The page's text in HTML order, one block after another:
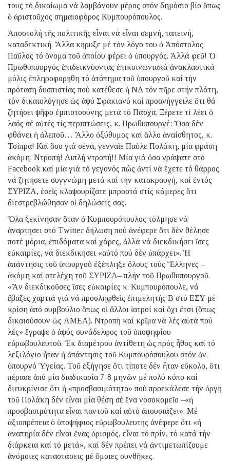
τους τό δικαίωμα νά λαμβάνουν μέρος στόν δημόσιο βίο ὅπως
ὁ ἀριστοῦχος σημαιοφόρος Κυμπουρόπουλος.
Ἀποστολή τῆς πολιτικῆς εἶναι νά εἶναι σεμνή, ταπεινή,
καταδεκτική. Ἄλλα κήρυξε μέ τόν λόγο του ὁ Ἀπόστολος
Παῦλος τό ὄνομα τοῦ ὁποίου φέρει ὁ ὑπουργός. Ἀλλά φεῦ! Ὁ
Πρωθυπουργός ἐπιδεικνύοντας ἐπικοινωνιακά ἀνακλαστικά
μόλις ἐπληροφορήθη τό ἀτόπημα τοῦ ὑπουργοῦ καί τήν
πρόταση δυσπιστίας πού κατέθεσε ἡ ΝΔ τόν πῆρε στήν πλάτη,
τόν δικαιολόγησε ὡς ἁψύ Σφακιανό καί προανήγγειλε ὅτι θά
ζητήσει ψῆφο ἐμπιστοσύνης μετά τό Πάσχα. Ξέρετε τί λέει ὁ
λαός σέ αὐτές τίς περιπτώσεις, κ. Πρωθυπουργέ; Ὅσα δέν
φθάνει ἡ ἀλεποῦ… Ἄλλο ὀξύθυμος καί ἄλλο ἀναίσθητος, κ.
Τσίπρα! Καί ὅσο γιά σένα, γενναῖε Παῦλε Πολάκη, μία φράση
ἀκόμη: Ντροπή! Διπλή ντροπή!! Μία γιά ὅσα γράψατε στό
Facebook καί μία γιά τό γεγονός πώς ἀντί νά ἔχετε τό θάρρος
νά ζητήσετε συγγνώμη μετά καί τήν κατακραυγή, καί ἐντός
ΣΥΡΙΖΑ, ἐσεῖς κλαψουρίζατε μπροστά στίς κάμερες ὅτι
διεστρεβλώθησαν οἱ δηλώσεις σας.
Ὅλα ξεκίνησαν ὅταν ὁ Κυμπουρόπουλος τόλμησε νά
ἀναρτήσει στό Τwitter δήλωση πού ἀνέφερε ὅτι δέν θέλησε
ποτέ μόρια, ἐπιδόματα καί χάρες, ἀλλά νά διεκδικήσει ἴσες
εὐκαιρίες, νά διεκδικήσει «αὐτό πού δέν ὑπάρχει». Ἡ
ἀπάντησις τοῦ ὑπουργοῦ ἐξέπληξε ὅλους τούς Ἕλληνες –
ἀκόμη καί στελέχη τοῦ ΣΥΡΙΖΑ– πλήν τοῦ Πρωθυπουργοῦ.
«Ἄν διεκδικοῦσες ἴσες εὐκαιρίες κ. Κυμπουρόπουλε, νά
ἔβαζες χαρτιά γιά νά προσληφθεῖς ἐπιμελητής Β στό ΕΣΥ μέ
κρίση ἀπό συμβούλιο ὅπως οἱ ἄλλοι ἰατροί καί ὄχι ἔτσι (ὅπως
δικαιούσουν ὡς ΑΜΕΑ). Ντροπή καί κρῖμα νά λές αὐτά πού
λές» ἔγραψε ὁ ἁψύς συνάδελφος τοῦ ὑποψηφίου
εὐρωβουλευτοῦ. Ἐκ διαμέτρου ἀντίθετη ὡς πρός ἦθος καί τό
λεξιλόγιο ἦταν ἡ ἀπάντησις τοῦ Κυμπουρόπουλου στόν ἀν.
ὑπουργό Ὑγείας. Τοῦ ἐξήγησε ὅτι τίποτε δέν ἦταν εὔκολο, ὅτι
πέρασε ἀπό μία διαδικασία 7-8 μηνῶν μέ πολύ κόπο καί
διευκρίνισε ὅτι ἡ «προσβασιμότητα» πού προεκάλεσε τήν ὀργή
τοῦ Πολάκη δέν εἶναι μία θέση σέ ἕνα νοσοκομεῖο –«ἡ
προσβασιμότητα εἶναι παντοῦ καί αὐτό ἀπουσιάζει». Μέ
ἀξιοπρέπεια ὁ ὑποψήφιος εὐρωβουλευτής ἀνέφερε ὅτι «ἡ
ἀναπηρία δέν εἶναι ἕνας ὁρισμός, εἶναι τό πρίν, τό κατά τήν
διάρκεια καί τό μετά», καί δέν πρέπει νά ἀντιμετωπίζουμε
ἀνόμοιες καταστάσεις μέ ὅμοιες συνθῆκες.